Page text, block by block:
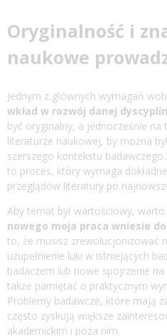
Oryginalność i
naukowe
Jednym z głównych wymagań
wkład w rozwój danej
być oryginalny, a jednocześnie
literaturze naukowej, by można
szerszego kontekstu
to proces, który wymaga
przeglądów literatury po
Aby temat był wartościowy,
nowego moja praca wniesie
to, że musisz zrewolucjonizować
uzupełnienie luki w istniejących
badaczem lub nowe spojrzenie
także pamiętać o praktycznym
Problemy badawcze, które mają
często zyskują większe
akademickim i poza nim.